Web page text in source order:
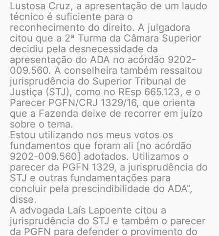
Lustosa Cruz, a apresentação de um laudo
técnico é suficiente para o
reconhecimento do direito. A julgadora
citou que a 2ª Turma da Câmara Superior
decidiu pela desnecessidade da
apresentação do ADA no acórdão 9202-
009.560. A conselheira também ressaltou
jurisprudência do Superior Tribunal de
Justiça (STJ), como no REsp 665.123, e o
Parecer PGFN/CRJ 1329/16, que orienta
que a Fazenda deixe de recorrer em juízo
sobre o tema.
Estou utilizando nos meus votos os
fundamentos que foram ali [no acórdão
9202-009.560] adotados. Utilizamos o
parecer da PGFN 1329, a jurisprudência do
STJ e outras fundamentações para
concluir pela prescindibilidade do ADA”,
disse.
A advogada Laís Lapoente citou a
jurisprudência do STJ e também o parecer
da PGFN para defender o provimento do